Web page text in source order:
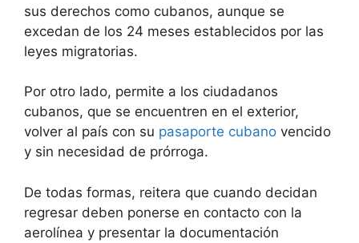
sus derechos como cubanos, aunque se
excedan de los 24 meses establecidos por las
leyes migratorias.
Por otro lado, permite a los ciudadanos
cubanos, que se encuentren en el exterior,
volver al país con su pasaporte cubano vencido
y sin necesidad de prórroga.
De todas formas, reitera que cuando decidan
regresar deben ponerse en contacto con la
aerolínea y presentar la documentación